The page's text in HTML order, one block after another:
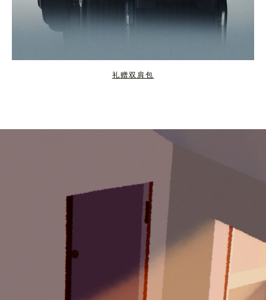
礼赠双肩包